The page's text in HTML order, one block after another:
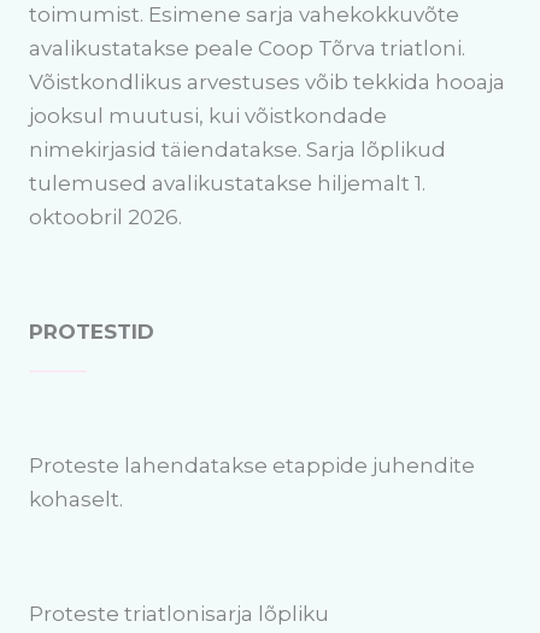
toimumist. Esimene sarja vahekokkuvõte
avalikustatakse peale Coop Tõrva triatloni.
Võistkondlikus arvestuses võib tekkida hooaja
jooksul muutusi, kui võistkondade
nimekirjasid täiendatakse. Sarja lõplikud
tulemused avalikustatakse hiljemalt 1.
oktoobril 2026.
PROTESTID
Proteste lahendatakse etappide juhendite
kohaselt.
Proteste triatlonisarja lõpliku